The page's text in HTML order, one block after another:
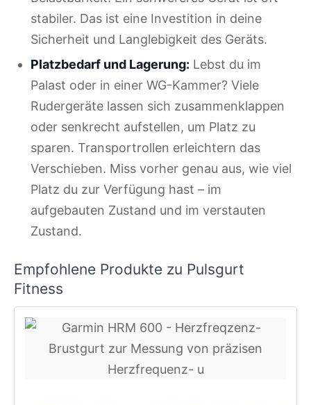
stabiler. Das ist eine Investition in deine
Sicherheit und Langlebigkeit des Geräts.
Platzbedarf und Lagerung: Lebst du im
Palast oder in einer WG-Kammer? Viele
Rudergeräte lassen sich zusammenklappen
oder senkrecht aufstellen, um Platz zu
sparen. Transportrollen erleichtern das
Verschieben. Miss vorher genau aus, wie viel
Platz du zur Verfügung hast – im
aufgebauten Zustand und im verstauten
Zustand.
Empfohlene Produkte zu Pulsgurt
Fitness